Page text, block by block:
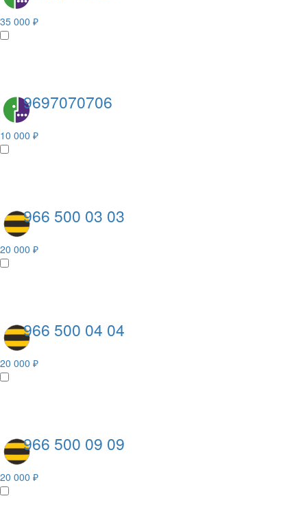
35 000 ₽
9697070706
10 000 ₽
966 500 03 03
20 000 ₽
966 500 04 04
20 000 ₽
966 500 09 09
20 000 ₽